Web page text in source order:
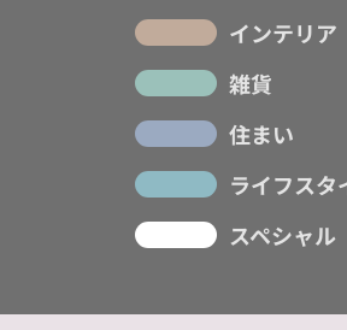
インテリア
雑貨
住まい
ライフスタ
スペシャル